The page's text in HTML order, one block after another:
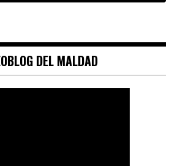
DEL MALDAD